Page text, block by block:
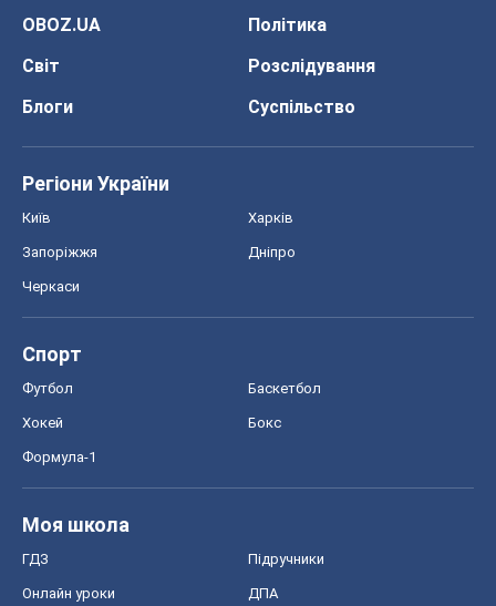
OBOZ.UA
Політика
Світ
Розслідування
Блоги
Суспільство
Регіони України
Київ Харків
Запоріжжя Дніпро
Черкаси
Спорт
Футбол Баскетбол
Хокей Бокс
Формула-1
Моя школа
ГДЗ Підручники
Онлайн уроки ДПА